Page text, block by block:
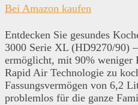
Bei Amazon kaufen
Entdecken Sie gesundes
3000 Serie XL (HD9270/90)
ermöglicht, mit 90% weniger
Rapid Air Technologie zu
Fassungsvermögen von 6,2
problemlos für die ganze